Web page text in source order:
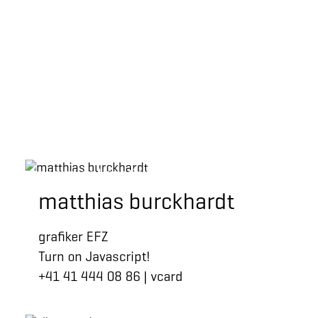
konzeption | kreation
matthias burckhardt
grafiker EFZ
Turn on Javascript!
+41 41 444 08 86 | vcard